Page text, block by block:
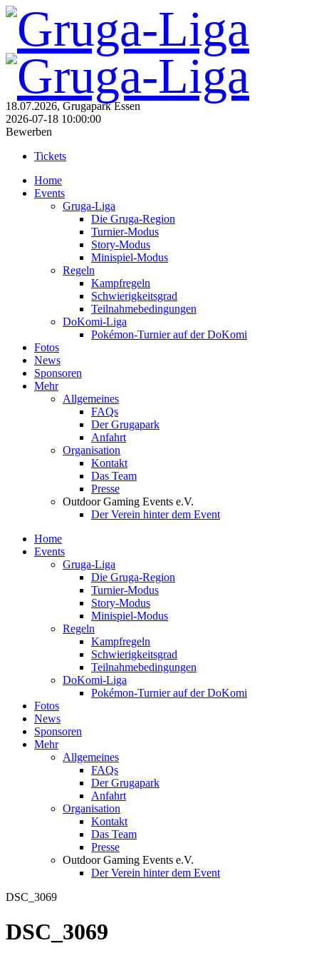
18.07.2026, Grugapark Essen
2026-07-18 10:00:00
Bewerben
Tickets
Home
Events
Gruga-Liga
Die Gruga-Region
Turnier-Modus
Story-Modus
Minispiel-Modus
Regeln
Kampfregeln
Schwierigkeitsgrad
Teilnahmebedingungen
DoKomi-Liga
Pokémon-Turnier auf der DoKomi
Fotos
News
Sponsoren
Mehr
Allgemeines
FAQs
Der Grugapark
Anfahrt
Organisation
Kontakt
Das Team
Presse
Outdoor Gaming Events e.V.
Der Verein hinter dem Event
Home
Events
Gruga-Liga
Die Gruga-Region
Turnier-Modus
Story-Modus
Minispiel-Modus
Regeln
Kampfregeln
Schwierigkeitsgrad
Teilnahmebedingungen
DoKomi-Liga
Pokémon-Turnier auf der DoKomi
Fotos
News
Sponsoren
Mehr
Allgemeines
FAQs
Der Grugapark
Anfahrt
Organisation
Kontakt
Das Team
Presse
Outdoor Gaming Events e.V.
Der Verein hinter dem Event
DSC_3069
DSC_3069